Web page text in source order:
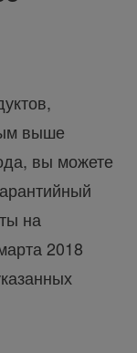
выше
вы можете
на
2018